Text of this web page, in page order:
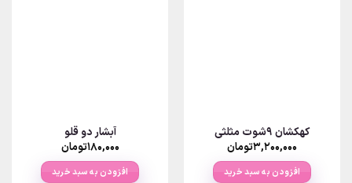
کهکشان 9شوت مثلثی
۳,۲۰۰,۰۰۰تومان
افزودن به سبد خرید
آبشار دو قلو
۱۸۰,۰۰۰تومان
افزودن به سبد خرید